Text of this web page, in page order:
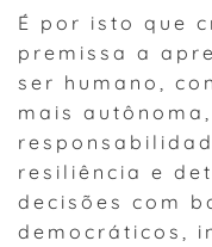
É por isto que
premissa a
ser humano,
mais
resiliência e
decisões com
democráticos,